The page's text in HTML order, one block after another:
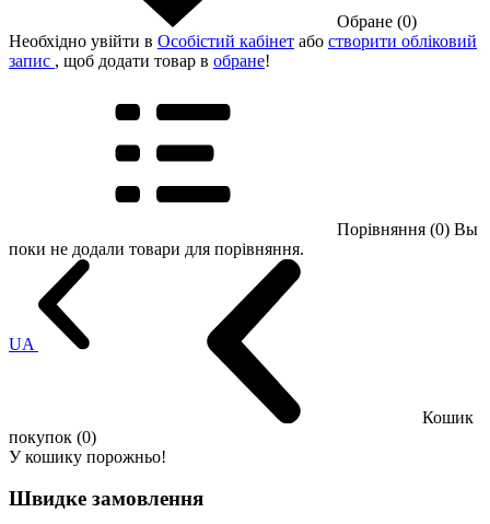
Обране (0)
Необхідно увійти в Особістий кабінет або створити обліковий
запис , щоб додати товар в обране!
Порівняння (0) Вы
поки не додали товари для порівняння.
UA
Кошик
покупок (0)
У кошику порожньо!
Швидке замовлення